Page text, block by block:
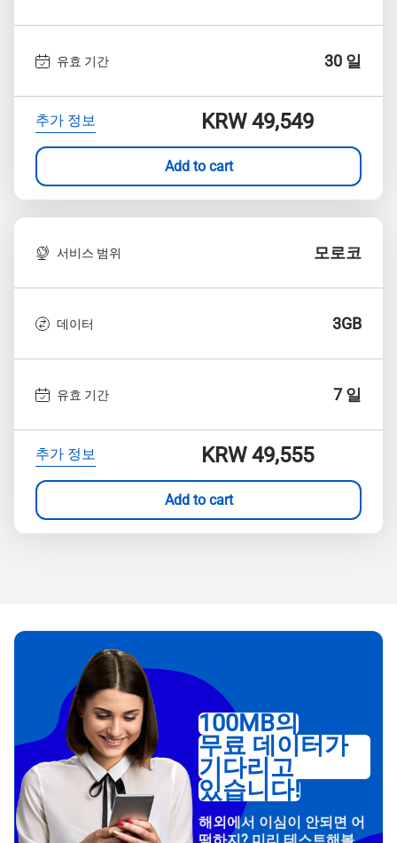
유효 기간 30 일
추가 정보 KRW 49,549
Add to cart
서비스 범위 모로코
데이터 3GB
유효 기간 7 일
추가 정보 KRW 49,555
Add to cart
100MB의
무료 데이터가
기다리고
있습니다!
해외에서 이심이 안되면 어